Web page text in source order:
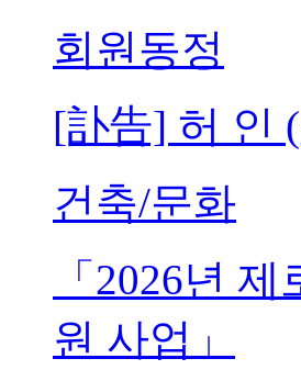
회원동정
[訃告] 허 인
건축/문화
「2026년
원 사업」